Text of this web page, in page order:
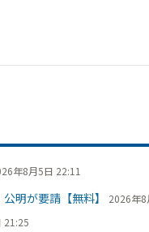
年8月5日 22:11
明が要請【無料】 2026年
21:25